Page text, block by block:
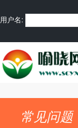
用户名:
常见问题